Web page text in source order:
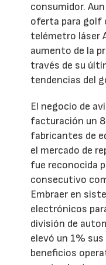
consumidor.
oferta para golf
telémetro láser
aumento de la
través de su
tendencias del
El negocio de
facturación un
fabricantes de
el mercado de
fue reconocida
consecutivo
Embraer en
electrónicos
división de
elevó un 1%
beneficios